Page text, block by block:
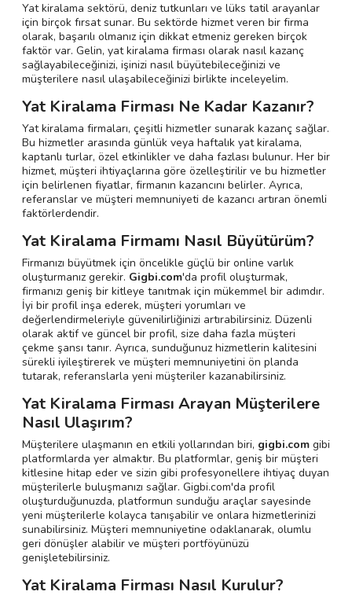
Yat kiralama sektörü, deniz tutkunları ve lüks tatil arayanlar
için birçok fırsat sunar. Bu sektörde hizmet veren bir firma
olarak, başarılı olmanız için dikkat etmeniz gereken birçok
faktör var. Gelin, yat kiralama firması olarak nasıl kazanç
sağlayabileceğinizi, işinizi nasıl büyütebileceğinizi ve
müşterilere nasıl ulaşabileceğinizi birlikte inceleyelim.
Yat Kiralama Firması Ne Kadar Kazanır?
Yat kiralama firmaları, çeşitli hizmetler sunarak kazanç sağlar.
Bu hizmetler arasında günlük veya haftalık yat kiralama,
kaptanlı turlar, özel etkinlikler ve daha fazlası bulunur. Her bir
hizmet, müşteri ihtiyaçlarına göre özelleştirilir ve bu hizmetler
için belirlenen fiyatlar, firmanın kazancını belirler. Ayrıca,
referanslar ve müşteri memnuniyeti de kazancı artıran önemli
faktörlerdendir.
Yat Kiralama Firmamı Nasıl Büyütürüm?
Firmanızı büyütmek için öncelikle güçlü bir online varlık
oluşturmanız gerekir. Gigbi.com'da profil oluşturmak,
firmanızı geniş bir kitleye tanıtmak için mükemmel bir adımdır.
İyi bir profil inşa ederek, müşteri yorumları ve
değerlendirmeleriyle güvenilirliğinizi artırabilirsiniz. Düzenli
olarak aktif ve güncel bir profil, size daha fazla müşteri
çekme şansı tanır. Ayrıca, sunduğunuz hizmetlerin kalitesini
sürekli iyileştirerek ve müşteri memnuniyetini ön planda
tutarak, referanslarla yeni müşteriler kazanabilirsiniz.
Yat Kiralama Firması Arayan Müşterilere
Nasıl Ulaşırım?
Müşterilere ulaşmanın en etkili yollarından biri, gigbi.com gibi
platformlarda yer almaktır. Bu platformlar, geniş bir müşteri
kitlesine hitap eder ve sizin gibi profesyonellere ihtiyaç duyan
müşterilerle buluşmanızı sağlar. Gigbi.com'da profil
oluşturduğunuzda, platformun sunduğu araçlar sayesinde
yeni müşterilerle kolayca tanışabilir ve onlara hizmetlerinizi
sunabilirsiniz. Müşteri memnuniyetine odaklanarak, olumlu
geri dönüşler alabilir ve müşteri portföyünüzü
genişletebilirsiniz.
Yat Kiralama Firması Nasıl Kurulur?